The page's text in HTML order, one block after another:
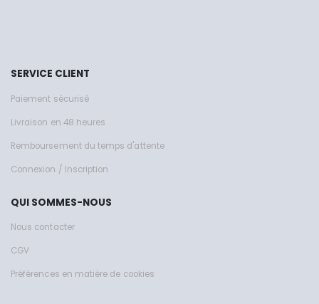
SERVICE CLIENT
Paiement sécurisé
Livraison en 48 heures
Remboursement du temps d'attente
Connexion / Inscription
QUI SOMMES-NOUS
Nous contacter
CGV
Préférences en matière de cookies